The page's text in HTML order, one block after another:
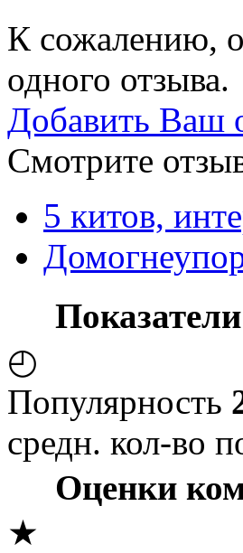
К сожалению,
одного отзыва.
Добавить Ваш
Смотрите
5 китов,
Показатели
◴
Популярность
средн. кол-во
Оценки
★